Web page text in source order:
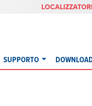
SUPPORTO